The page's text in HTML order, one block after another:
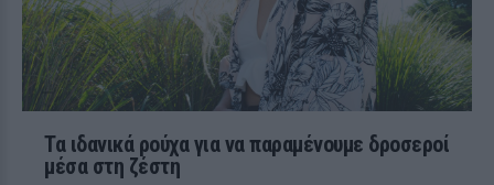
Τα ιδανικά ρούχα για να παραμένουμε δροσεροί
μέσα στη ζέστη